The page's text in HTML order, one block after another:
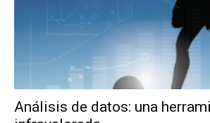
Análisis de datos: una